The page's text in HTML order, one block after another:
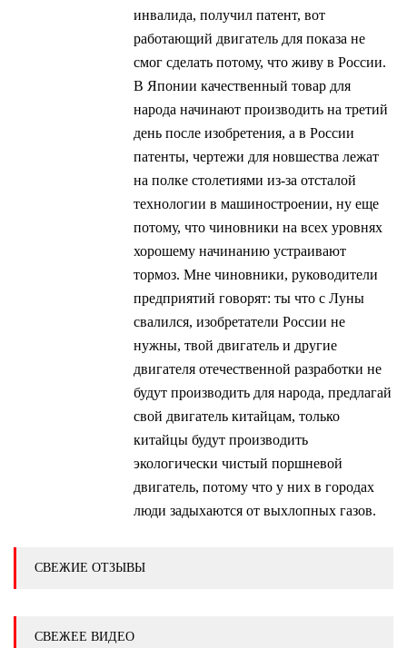
инвалида, получил патент, вот
работающий двигатель для показа не
смог сделать потому, что живу в России.
В Японии качественный товар для
народа начинают производить на третий
день после изобретения, а в России
патенты, чертежи для новшества лежат
на полке столетиями из-за отсталой
технологии в машиностроении, ну еще
потому, что чиновники на всех уровнях
хорошему начинанию устраивают
тормоз. Мне чиновники, руководители
предприятий говорят: ты что с Луны
свалился, изобретатели России не
нужны, твой двигатель и другие
двигателя отечественной разработки не
будут производить для народа, предлагай
свой двигатель китайцам, только
китайцы будут производить
экологически чистый поршневой
двигатель, потому что у них в городах
люди задыхаются от выхлопных газов.
СВЕЖИЕ ОТЗЫВЫ
СВЕЖЕЕ ВИДЕО